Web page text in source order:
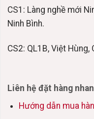
CS1: Làng nghề mới
Ninh Bình.
CS2: QL1B, Việt Hùng,
Liên hệ đặt hàng
Hướng dẫn mua